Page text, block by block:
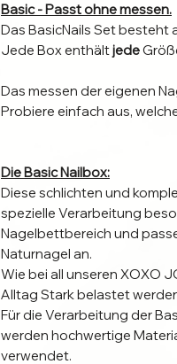
Basic - Passt ohne messen.
Das BasicNails Set besteht
Jede Box enthältjede
Das messen der eigenen
Probiere einfach aus,
Die Basic Nailbox:
Diese schlichten und
spezielle Verarbeitung
Nagelbettbereich und
Naturnagel an.
Wie bei all unseren XOXO
Alltag Stark belastet
Für die Verarbeitung der
werden hochwertige
verwendet.